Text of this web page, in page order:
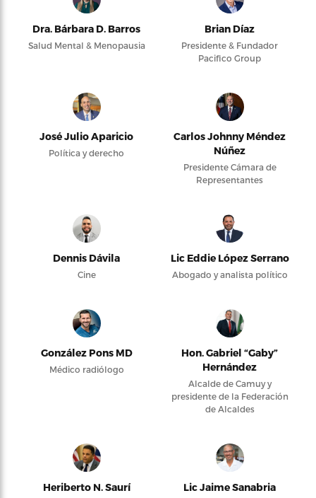
Dra. Bárbara D. Barros
Salud Mental & Menopausia
Brian Díaz
Presidente & Fundador
Pacifico Group
José Julio Aparicio
Política y derecho
Carlos Johnny Méndez
Núñez
Presidente Cámara de
Representantes
Dennis Dávila
Cine
Lic Eddie López Serrano
Abogado y analista político
González Pons MD
Médico radiólogo
Hon. Gabriel “Gaby”
Hernández
Alcalde de Camuy y
presidente de la Federación
de Alcaldes
Heriberto N. Saurí Lic Jaime Sanabria